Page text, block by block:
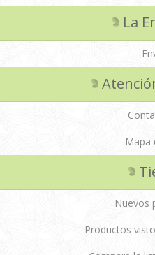
La
Mapa
Nuevos
Productos